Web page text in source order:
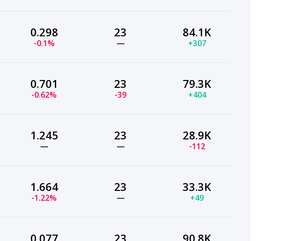
0.298
-0.1%
23
—
84.1K
+307
0.701
-0.62%
23
-39
79.3K
+404
1.245
—
23
—
28.9K
-112
1.664
-1.22%
23
—
33.3K
+49
0.077 23 90.8K